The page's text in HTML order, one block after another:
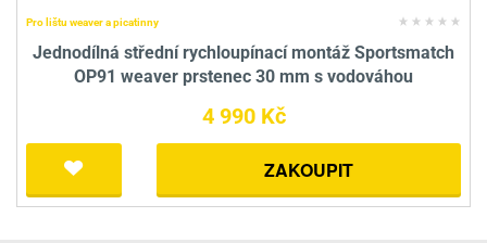
Pro lištu weaver a picatinny
Jednodílná střední rychloupínací montáž Sportsmatch
OP91 weaver prstenec 30 mm s vodováhou
4 990 Kč
ZAKOUPIT